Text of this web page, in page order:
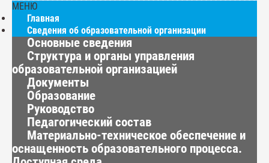
МЕНЮ
Главная
Сведения об образовательной организации
Основные сведения
Структура и органы управления
образовательной организацией
Документы
Образование
Руководство
Педагогический состав
Материально-техническое обеспечение и
оснащенность образовательного процесса.